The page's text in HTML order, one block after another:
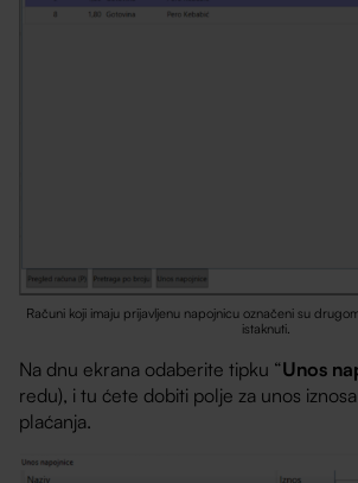
Računi koji imaju prijavljenu napojnicu označeni su
istaknuti.
Na dnu ekrana odaberite tipku “Unos
redu), i tu ćete dobiti polje za unos
plaćanja.